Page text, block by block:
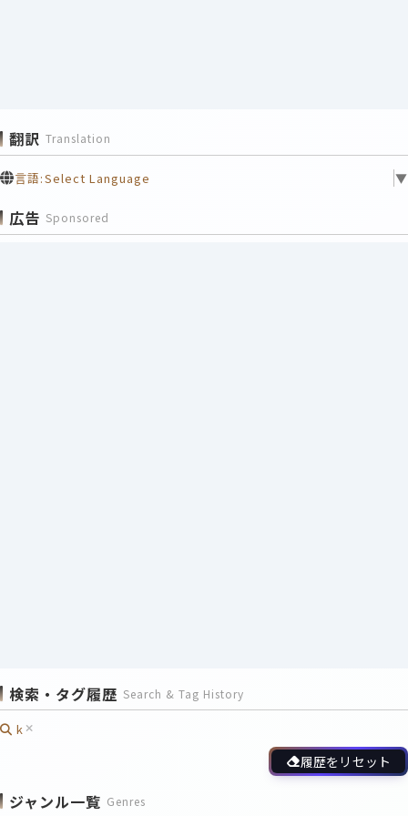
翻訳 Translation
言語:Select Language ▼
広告 Sponsored
検索・タグ履歴 Search & Tag History
k
履歴をリセット
ジャンル一覧 Genres